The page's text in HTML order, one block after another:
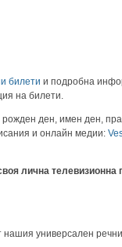
билети и подробна
на билети.
рожден ден, имен ден,
и онлайн медии:
лична телевизионна
универсален